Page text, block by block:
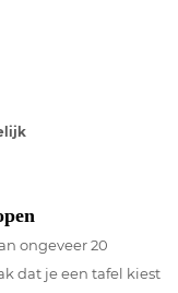
showroom
ongeveer 20
dat je een tafel kiest